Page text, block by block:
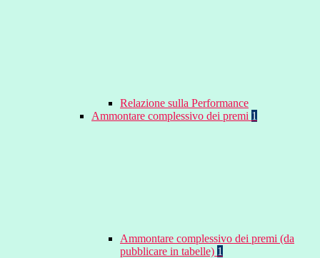
Relazione sulla Performance
Ammontare complessivo dei premi 1
Ammontare complessivo dei premi (da
pubblicare in tabelle) 1